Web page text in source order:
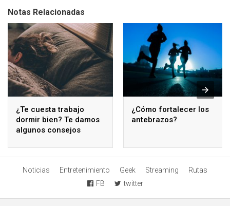
Notas Relacionadas
¿Te cuesta trabajo
dormir bien? Te damos
algunos consejos
¿Cómo fortalecer los
antebrazos?
Noticias Entretenimiento Geek Streaming
Rutas
FB
twitter